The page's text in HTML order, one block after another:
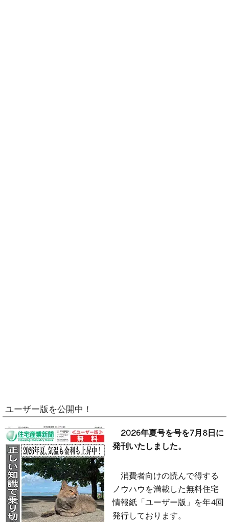
ユーザー版を公開中！
2026年夏号を号を7月8日に
発刊いたしました。
消費者向けの読んで得する
ノウハウを満載した無料住宅
情報紙「ユーザー版」を年4回
発行しております。